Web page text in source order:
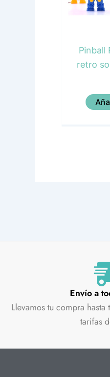
Pinball
retro
Envío a
Llevamos tu compra hasta
tarifas